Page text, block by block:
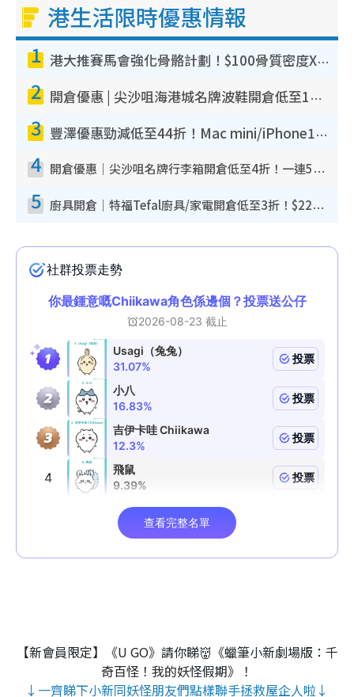
港生活限時優惠情報
1 港大推賽馬會強化骨骼計劃！$100骨質密度X光檢查 完成免費運動訓練送超市禮券！附參加資格
2 開倉優惠 | 尖沙咀海港城名牌波鞋開倉低至1折！On鞋$899起／Joy&Peace鞋履$98起
3 豐澤優惠勁減低至44折！Mac mini/iPhone17Pro大減價！廚房家電$220起
4 開倉優惠｜尖沙咀名牌行李箱開倉低至4折！一連5日 American Tourister/ace./Hallmark $200起！
5 廚具開倉｜特福Tefal廚具/家電開倉低至3折！$220起買平底鍋/炒鑊/湯煲！電飯煲/吸塵機/燙斗$418起
【新會員限定】《U GO》請你睇👹《蠟筆小新劇場版：千
奇百怪！我的妖怪假期》！
↓一齊睇下小新同妖怪朋友們點樣聯手拯救屋企人啦↓